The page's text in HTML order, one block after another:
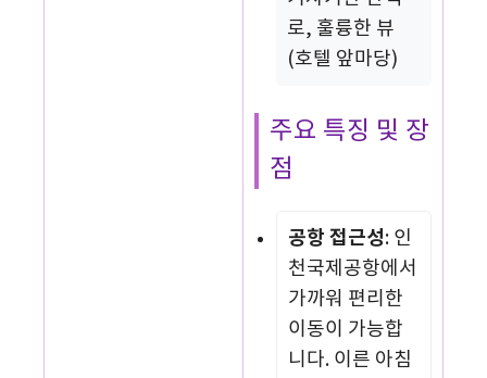
로, 훌륭한 뷰
(호텔 앞마당)
주요 특징 및 장
점
공항 접근성: 인
천국제공항에서
가까워 편리한
이동이 가능합
니다. 이른 아침